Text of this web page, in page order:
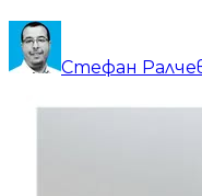
Стефан